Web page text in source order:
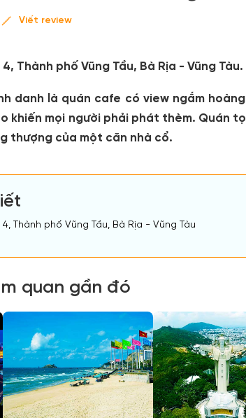
Viết review
4, Thành phố Vũng Tầu, Bà Rịa - Vũng Tàu.
danh là quán cafe có view ngắm
khiến mọi người phải phát thèm. Quán
thượng của một căn nhà cổ.
4, Thành phố Vũng Tầu, Bà Rịa - Vũng Tàu
quan gần đó